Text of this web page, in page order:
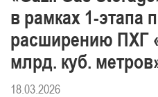
в рамках 1-этапа
расширению ПХГ
млрд. куб.
18.03.2026